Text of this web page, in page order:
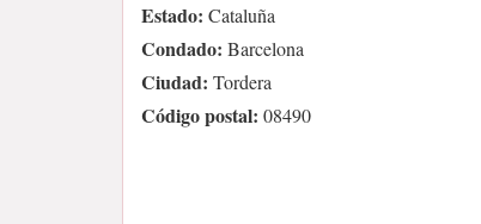
Estado: Cataluña
Condado: Barcelona
Ciudad: Tordera
Código postal: 08490